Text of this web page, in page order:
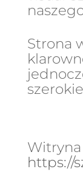
Strona
https://